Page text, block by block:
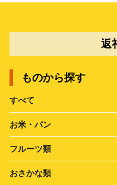
返
ものから探す
すべて
お米・パン
フルーツ類
おさかな類